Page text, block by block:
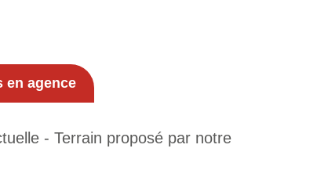
en agence
- Terrain proposé par notre